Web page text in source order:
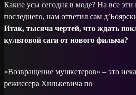
Какие усы сегодня в моде? На все
последнего, нам ответил сам
Итак, тысяча чертей, что ждать
культовой саги от нового фильма?
«Возвращение мушкетеров» – это
режиссера Хилькевича по